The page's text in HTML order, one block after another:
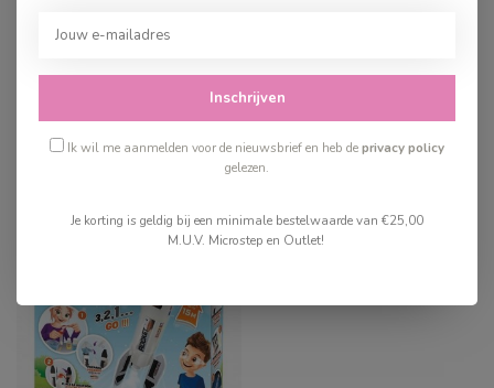
Inschrijven
Ik wil me aanmelden voor de nieuwsbrief en heb deprivacy policy
gelezen.
Je korting is geldig bij een minimale bestelwaarde van €25,00
M.U.V. Microstep en Outlet!